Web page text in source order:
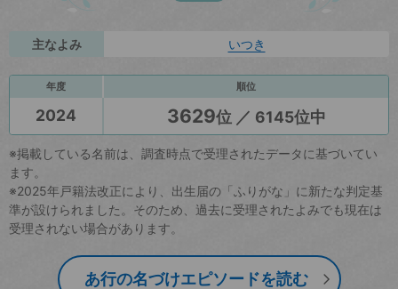
主なよみ いつき
年度 順位
2024 3629位 ／ 6145位中
※掲載している名前は、調査時点で受理されたデータに基づいてい
ます。
※2025年戸籍法改正により、出生届の「ふりがな」に新たな判定基
準が設けられました。そのため、過去に受理されたよみでも現在は
受理されない場合があります。
あ行の名づけエピソードを読む